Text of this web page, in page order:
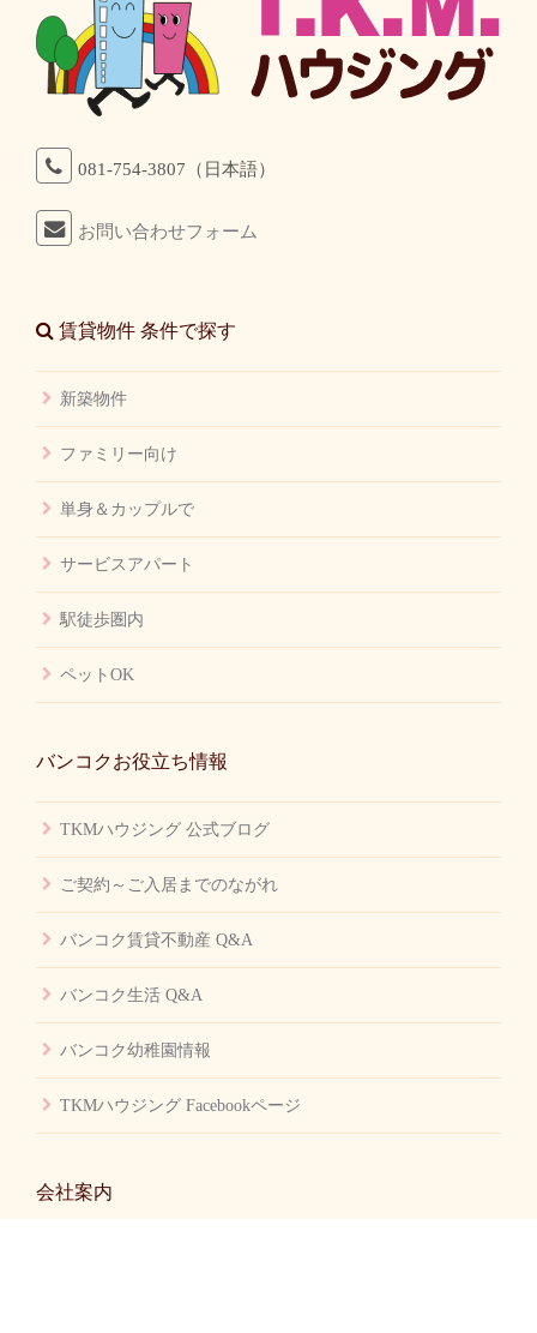
081-754-3807（日本語）
お問い合わせフォーム
賃貸物件 条件で探す
新築物件
ファミリー向け
単身＆カップルで
サービスアパート
駅徒歩圏内
ペットOK
バンコクお役立ち情報
TKMハウジング 公式ブログ
ご契約～ご入居までのながれ
バンコク賃貸不動産 Q&A
バンコク生活 Q&A
バンコク幼稚園情報
TKMハウジング Facebookページ
会社案内